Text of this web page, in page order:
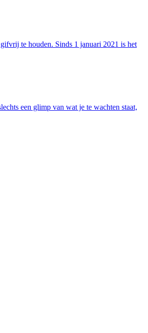
te houden. Sinds 1 januari 2021 is het
een glimp van wat je te wachten staat,